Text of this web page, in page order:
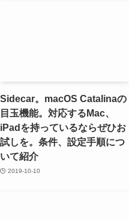
Sidecar。macOS Catalinaの
目玉機能。対応するMac、
iPadを持っているならぜひお
試しを。条件、設定手順につ
いて紹介
2019-10-10